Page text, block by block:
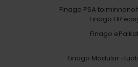
Finago PSA
Finago HR
Finago
Finago Modular -